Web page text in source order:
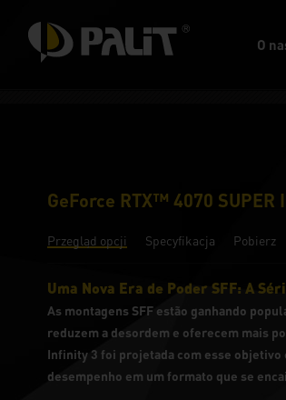
O
GeForce RTX™ 4070 SUPER
Przegląd opcji Specyfikacja Pobierz
Uma Nova Era de Poder SFF: A
As montagens SFF estão ganhando
reduzem a desordem e oferecem mais
Infinity 3 foi projetada com esse objetivo
desempenho em um formato que se